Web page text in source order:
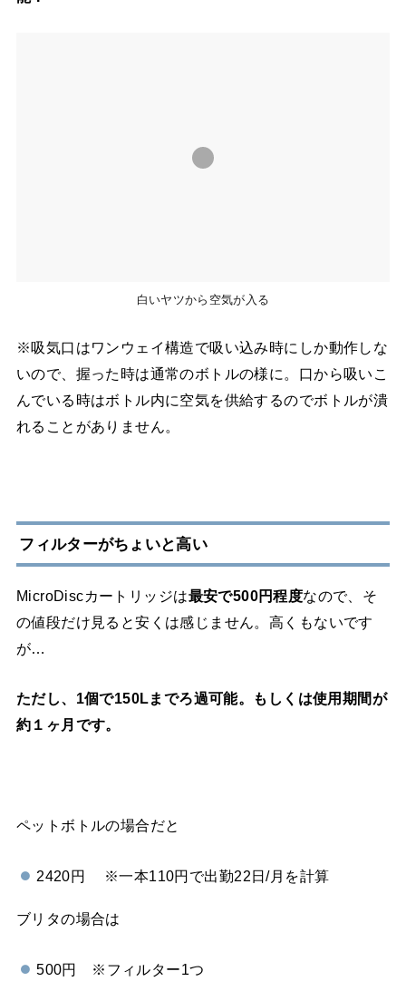
白いヤツから空気が入る
※吸気口はワンウェイ構造で吸い込み時にしか動作しな
いので、握った時は通常のボトルの様に。口から吸いこ
んでいる時はボトル内に空気を供給するのでボトルが潰
れることがありません。
フィルターがちょいと高い
MicroDiscカートリッジは最安で500円程度なので、そ
の値段だけ見ると安くは感じません。高くもないです
が…
ただし、1個で150Lまでろ過可能。もしくは使用期間が
約１ヶ月です。
ペットボトルの場合だと
2420円 ※一本110円で出勤22日/月を計算
ブリタの場合は
500円 ※フィルター1つ